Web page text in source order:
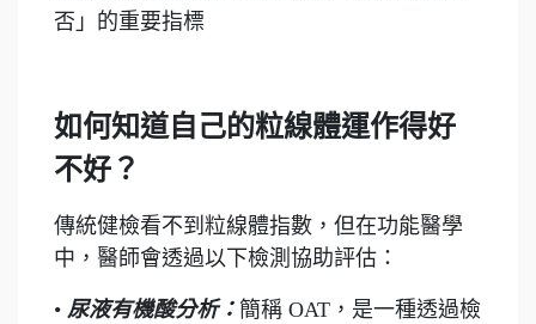
否」的重要指標
如何知道自己的粒線體運作得好
不好？
傳統健檢看不到粒線體指數，但在功能醫學
中，醫師會透過以下檢測協助評估：
• 尿液有機酸分析： 簡稱 OAT，是一種透過檢